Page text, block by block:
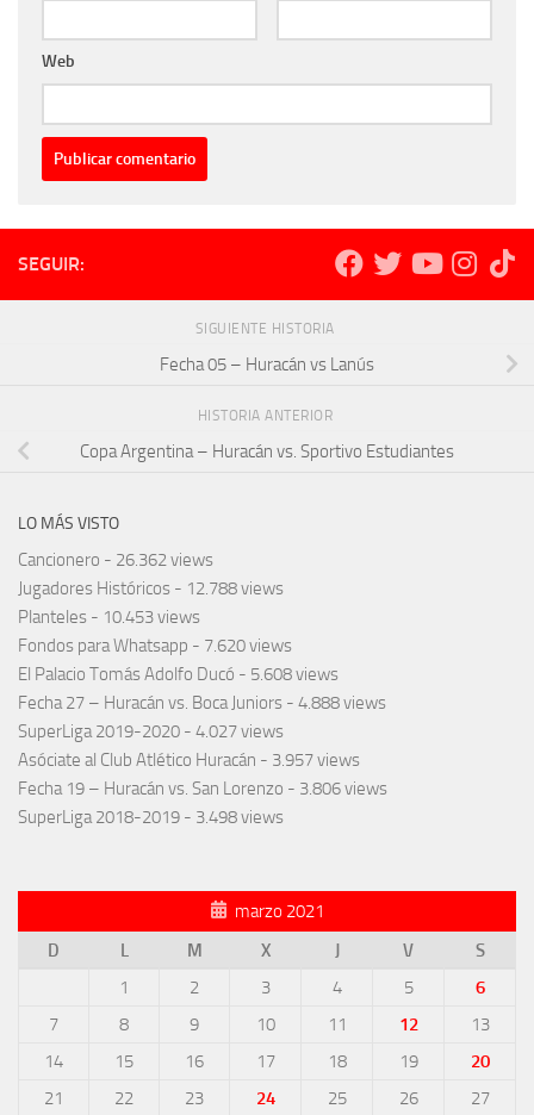
Web
SEGUIR:
SIGUIENTE HISTORIA
Fecha 05 – Huracán vs Lanús
HISTORIA ANTERIOR
Copa Argentina – Huracán vs. Sportivo Estudiantes
LO MÁS VISTO
Cancionero - 26.362 views
Jugadores Históricos - 12.788 views
Planteles - 10.453 views
Fondos para Whatsapp - 7.620 views
El Palacio Tomás Adolfo Ducó - 5.608 views
Fecha 27 – Huracán vs. Boca Juniors - 4.888 views
SuperLiga 2019-2020 - 4.027 views
Asóciate al Club Atlético Huracán - 3.957 views
Fecha 19 – Huracán vs. San Lorenzo - 3.806 views
SuperLiga 2018-2019 - 3.498 views
marzo 2021
D
L M X J V
S
1
2 3 4 5
6
7
8 9 10 11 12
13
14
15 16 17 18 19
20
21
22 23 24 25 26
27